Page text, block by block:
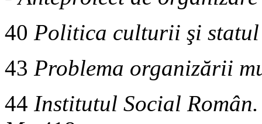
40 Politica culturii şi
43 Problema organizării
44 Institutul Social